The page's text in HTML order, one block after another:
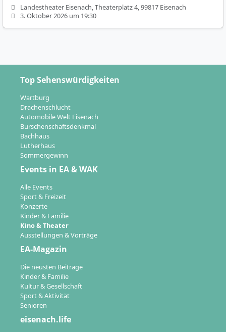
Landestheater Eisenach, Theaterplatz 4, 99817 Eisenach
3. Oktober 2026 um 19:30
Top Sehenswürdigkeiten
Wartburg
Drachenschlucht
Automobile Welt Eisenach
Burschenschaftsdenkmal
Bachhaus
Lutherhaus
Sommergewinn
Events in EA & WAK
Alle Events
Sport & Freizeit
Konzerte
Kinder & Familie
Kino & Theater
Ausstellungen & Vorträge
EA-Magazin
Die neusten Beiträge
Kinder & Familie
Kultur & Gesellschaft
Sport & Aktivität
Senioren
eisenach.life